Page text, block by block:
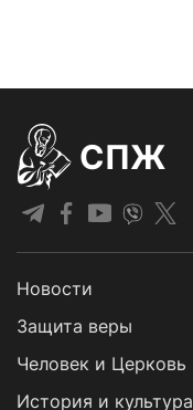
СПЖ
Новости
Защита веры
Человек и Церковь
История и культура